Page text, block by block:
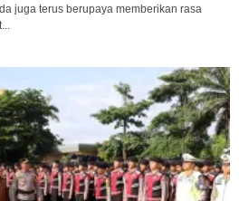
juga terus berupaya memberikan rasa